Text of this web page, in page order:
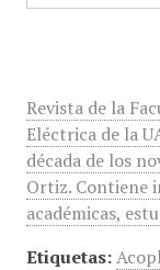
Revista de la
Eléctrica de la
década de los
Ortiz. Contiene
académicas,
Etiquetas: